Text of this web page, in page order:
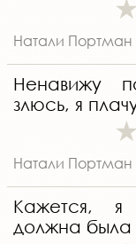
Натали Портман
Ненавижу
злюсь, я
Натали Портман
Кажется,
должна была